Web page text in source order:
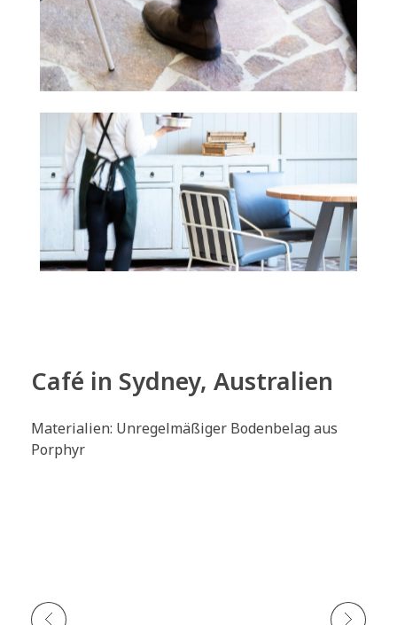
Café in Sydney, Australien
Materialien: Unregelmäßiger Bodenbelag aus
Porphyr